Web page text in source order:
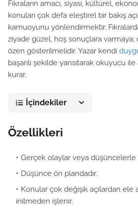
Fıkraların amacı, siyasi, kültürel,
konuları çok defa eleştirel bir bakış
kamuoyunu yönlendirmektir.
ziyade güzel, hoş sonuçlara varmaya;
özen gösterilmelidir. Yazar kendi
başarılı şekilde yansıtarak okuyucu ile
kurar.
İçindekiler
Özellikleri
Gerçek olaylar veya düşüncelerle
Düşünce ön plandadır.
Konular çok değişik açılardan ele
inilmeden işlenir.